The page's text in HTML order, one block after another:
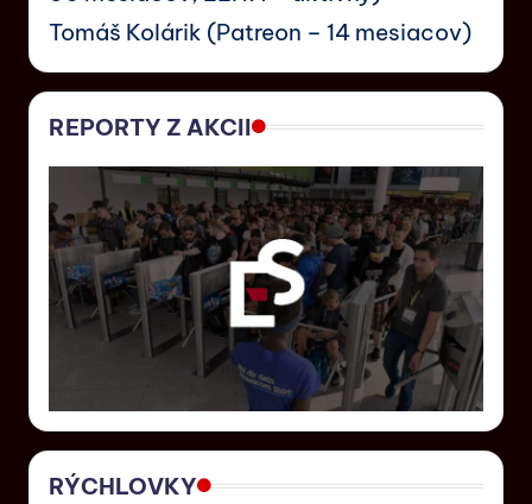
Tomáš Kolárik (Patreon – 14 mesiacov)
REPORTY Z AKCII
RÝCHLOVKY